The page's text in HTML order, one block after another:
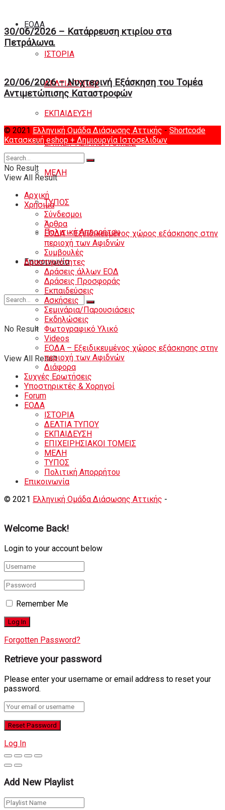
ΕΟΔA
ΙΣΤΟΡΙΑ
ΔΕΛΤΙΑ ΤΥΠΟΥ
ΕΚΠΑΙΔΕΥΣΗ
ΕΠΙΧΕΙΡΗΣΙΑΚΟΙ ΤΟΜΕΙΣ
ΜΕΛΗ
ΤΥΠΟΣ
Πολιτική Απορρήτου
Eπικοινωνία
No Result
View All Result
30/06/2026 – Κατάρρευση κτιρίου στα
Πετράλωνα.
20/06/2026 – Νυχτερινή Eξάσκηση του Tομέα
Αντιμετώπισης Καταστροφών
© 2021 Ελληνική Ομάδα Διάσωσης Αττικής - Shortcode
Κατασκευή eshop + Δημιουργία Ιστοσελιδων
No Result
View All Result
Αρχική
Χρήσιμα
Σύνδεσμοι
Άρθρα
ΕΟΔΑ – Εξειδικευμένος χώρος εξάσκησης στην
περιοχή των Αφιδνών
Συμβουλές
Δραστηριότητες
Δράσεις άλλων ΕΟΔ
Δράσεις Προσφοράς
Εκπαιδεύσεις
Ασκήσεις
Σεμινάρια/Παρουσιάσεις
Εκδηλώσεις
Φωτογραφικό Υλικό
Videos
ΕΟΔΑ – Εξειδικευμένος χώρος εξάσκησης στην
περιοχή των Αφιδνών
Διάφορα
Συχνές Ερωτήσεις
Υποστηρικτές & Χορηγοί
Forum
ΕΟΔA
ΙΣΤΟΡΙΑ
ΔΕΛΤΙΑ ΤΥΠΟΥ
ΕΚΠΑΙΔΕΥΣΗ
ΕΠΙΧΕΙΡΗΣΙΑΚΟΙ ΤΟΜΕΙΣ
ΜΕΛΗ
ΤΥΠΟΣ
Πολιτική Απορρήτου
Eπικοινωνία
© 2021 Ελληνική Ομάδα Διάσωσης Αττικής -
Welcome Back!
Login to your account below
Remember Me
Forgotten Password?
Retrieve your password
Please enter your username or email address to reset your
password.
Log In
Add New Playlist